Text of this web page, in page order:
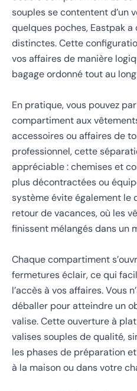
souples se contentent d’un
quelques poches, Eastpak
distinctes. Cette
vos affaires de manière
bagage ordonné tout au
En pratique, vous pouvez
compartiment aux
accessoires ou affaires de
professionnel, cette
appréciable : chemises et
plus décontractées ou
système évite également le
retour de vacances, où les
finissent mélangés dans un
Chaque compartiment
fermetures éclair, ce qui
l’accès à vos affaires. Vous
déballer pour atteindre un
valise. Cette ouverture à
valises souples de qualité,
les phases de préparation
à la maison ou dans votre